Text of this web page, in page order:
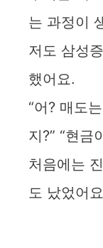
는 과정이
저도 삼성
했어요.
“어? 매도
지?” “현금
처음에는
도 났었어